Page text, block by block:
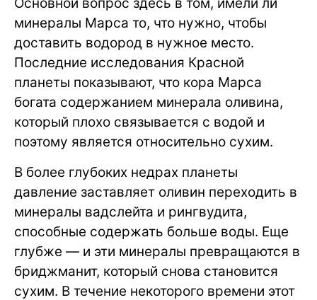
минералы Марса то, что нужно, чтобы
доставить водород в нужное место.
Последние исследования Красной
планеты показывают, что кора Марса
богата содержанием минерала оливина,
который плохо связывается с водой и
поэтому является относительно сухим.
В более глубоких недрах планеты
давление заставляет оливин переходить в
минералы вадслейта и рингвудита,
способные содержать больше воды. Еще
глубже — и эти минералы превращаются в
бриджманит, который снова становится
сухим. В течение некоторого времени этот